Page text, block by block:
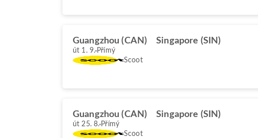
Guangzhou (CAN) Singapore (SIN)
út 1. 9. Přímý
Scoot
Guangzhou (CAN) Singapore (SIN)
út 25. 8. Přímý
Scoot